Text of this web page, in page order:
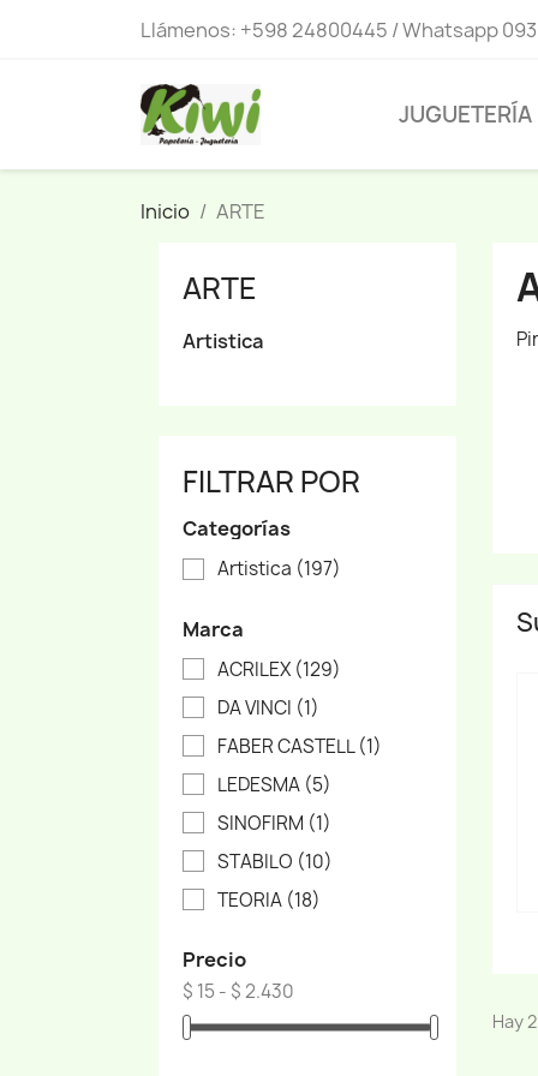
Llámenos: +598 24800445 / Whatsapp
JUGUETERÍA
Inicio ARTE
ARTE
Artistica
FILTRAR POR
Categorías
Artistica (197)
Marca
ACRILEX (129)
DA VINCI (1)
FABER CASTELL(1)
LEDESMA (5)
SINOFIRM (1)
STABILO (10)
TEORIA (18)
Precio
$ 15 - $ 2.430
Hay